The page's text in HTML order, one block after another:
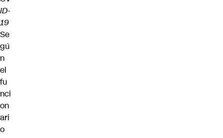
ID-
19
Se
gú
n
el
fu
nci
on
ari
o